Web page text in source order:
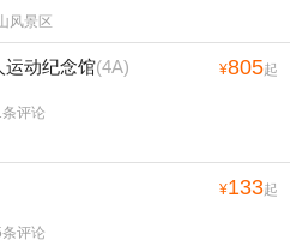
(4A) ¥40起
条评论
风景区
动纪念馆 ¥805起
条评论